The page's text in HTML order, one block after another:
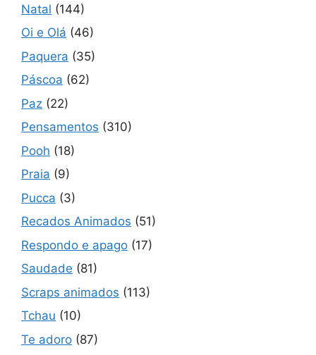
Natal (144)
Oi e Olá (46)
Paquera (35)
Páscoa (62)
Paz (22)
Pensamentos (310)
Pooh (18)
Praia (9)
Pucca (3)
Recados Animados (51)
Respondo e apago (17)
Saudade (81)
Scraps animados (113)
Tchau (10)
Te adoro (87)